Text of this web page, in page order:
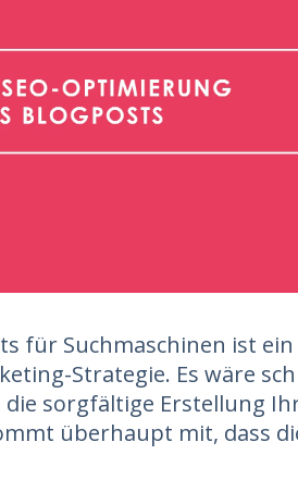
für Suchmaschinen ist
Strategie. Es wäre
die sorgfältige Erstellung
überhaupt mit, dass